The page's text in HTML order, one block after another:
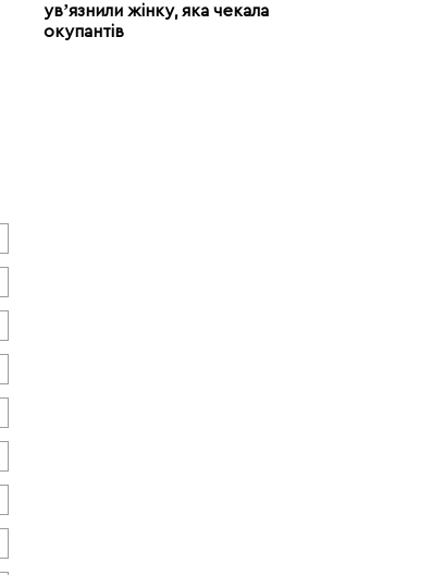
увʼязнили жінку, яка чекала
окупантів